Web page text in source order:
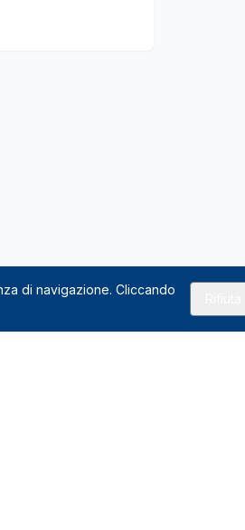
di navigazione. Cliccando